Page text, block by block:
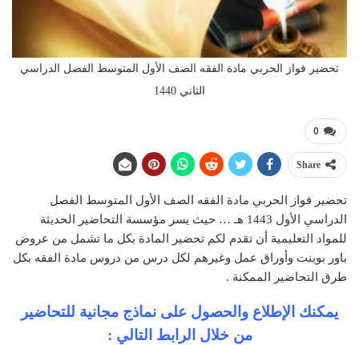
تحضير فواز الحربي مادة الفقه الصف الأول المتوسط الفصل الدراسي
الثاني 1440
0
Share
تحضير فواز الحربي مادة الفقه الصف الأول المتوسط الفصل
الدراسي الأول 1443 هـ … حيث يسر مؤسسة التحاضير الحديثة
للمواد التعليمية أن تقدم لكم تحضير المادة بكل ما تشمل من عروض
باور بوينت وأوراق عمل وغيرهم لكل درس من دروس مادة الفقه بكل
طرق التحاضير الممكنة .
يمكنك الإطلاع والحصول على نماذج مجانية للتحاضير
من خلال الرابط التالي :